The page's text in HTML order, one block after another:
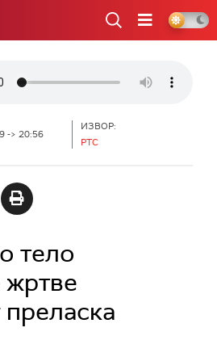
-> 20:56
ИЗВОР:
РТС
тело
жртве